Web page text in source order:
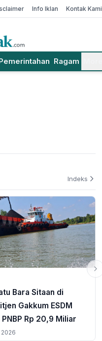
Info Iklan Kontak Kami
Ragam
Indeks
Bara Sitaan di
Gakkum ESDM
Rp 20,9 Miliar